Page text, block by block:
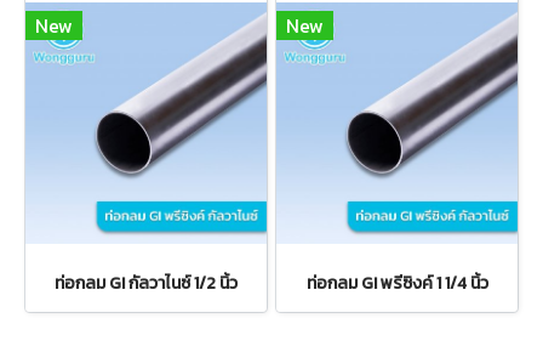
New
ท่อกลม GI กัลวาไนซ์ 1/2 นิ้ว
New
ท่อกลม GI พรีซิงค์ 1 1/4 นิ้ว